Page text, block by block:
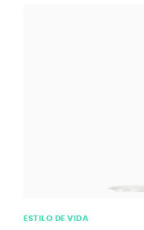
ESTILO DE VIDA